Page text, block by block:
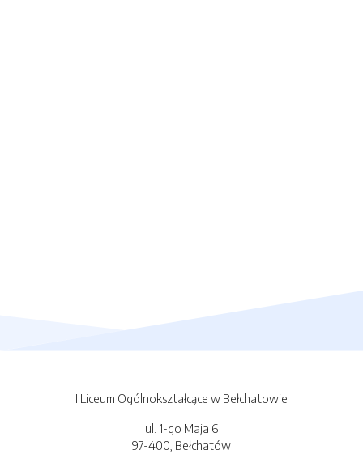
I Liceum Ogólnokształcące w Bełchatowie
ul. 1-go Maja 6
97-400, Bełchatów